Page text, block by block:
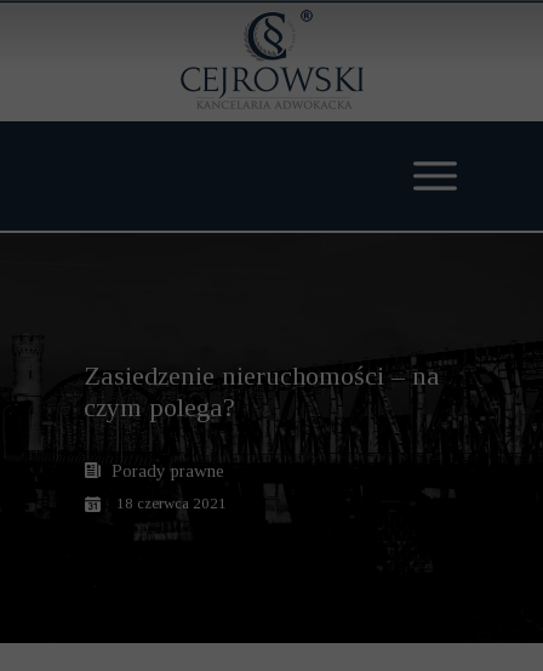
18 czerwca 2021
Porady prawne
Zasiedzenie nieruchomości – na
czym polega?